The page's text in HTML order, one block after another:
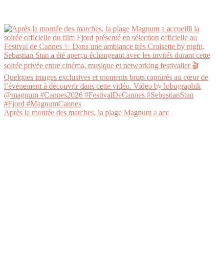
Après la montée des marches, la plage Magnum a acc